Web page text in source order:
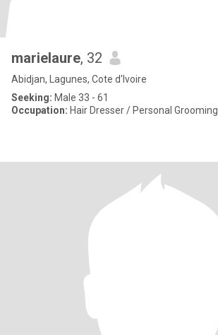
marielaure, 32
Abidjan, Lagunes, Cote d'Ivoire
Seeking: Male 33 - 61
Occupation: Hair Dresser / Personal Grooming